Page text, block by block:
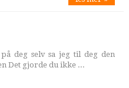
deg selv sa jeg til deg den
Det gjorde du ikke ...